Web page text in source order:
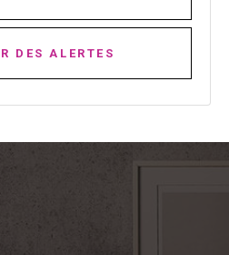
DES ALERTES